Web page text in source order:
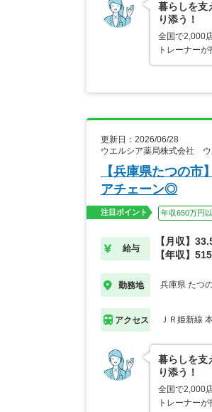
暮らしを支
り添う！
全国で2,000
トレーナー
更新日：2026/06/28
ウエルシア薬局株式会社 ウ
【兵庫県たつの
アチェーン◎
注目ポイント 年収650万円
給与
【月収】
【年収】
勤務地 兵庫県 たつ
アクセス ＪＲ姫新線
暮らしを支
り添う！
全国で2,000
トレーナー